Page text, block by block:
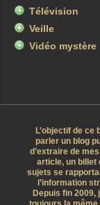
Télévision
Veille
Vidéo mystère
L’objectif de ce
parler un blog
d’extraire de
article, un billet
sujets se
l’information
Depuis fin 2009,